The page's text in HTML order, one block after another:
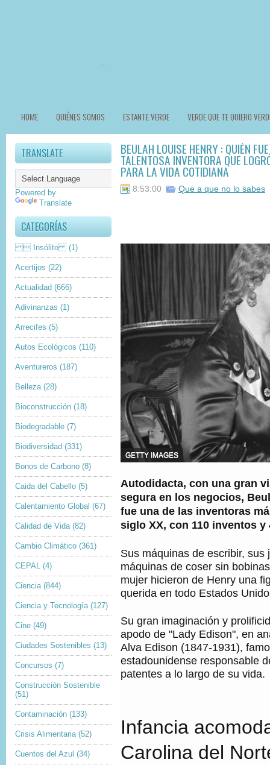
HOME QUIÉNES SOMOS ESTANTE VERDE VERDE QUE TE QUIERO
TRANSLATE
Powered by
Translate
CATEGORÍAS
 Insólito (1)
Acertijos (22)
Actualidad (666)
Adivinanzas (1)
Arrecifes (5)
Autos Ecológicos (110)
Aventureros (187)
Belleza (28)
Bioconstrucción (18)
Biodegradable (7)
Biodiversidad (331)
Bonos de Carbono (8)
Caida del Cabello (5)
Calentamiento Global (67)
Calidad de Vida (82)
Cambio Climático (361)
CEPAL (4)
Ciencia (844)
Ciencia y Tecnología (127)
Cine (49)
Ciudades Sostenibles (13)
Concursos (7)
Construcción Sostenible
(51)
Contaminación (133)
Crisis Alimentaria (52)
Cuentos del Azul (34)
BEULAH LOUISE HENRY : QUIÉN
TALENTOSA INVENTORA QUE
PARA LA VIDA COTIDIANA
8:53:00 Que a que no lo sabes
F
U
N
T
E
D
E
I
A
G
E
N
GETTY IMAGES
Autodidacta, con una gran
segura en los negocios,
fue una de las inventoras
siglo XX, con 110 inventos y
Sus máquinas de escribir, sus
máquinas de coser sin
mujer hicieron de Henry una
querida en todo Estados
Su gran imaginación y
apodo de "Lady Edison", en
Alva Edison (1847-1931),
estadounidense responsable
patentes a lo largo de su vida.
Infancia
Carolina del